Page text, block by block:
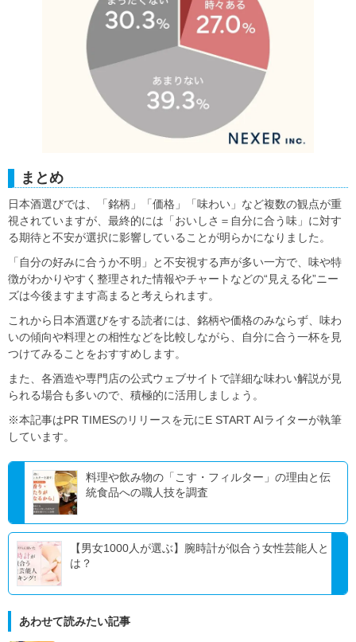
まとめ
日本酒選びでは、「銘柄」「価格」「味わい」など複数の観点が重
視されていますが、最終的には「おいしさ＝自分に合う味」に対す
る期待と不安が選択に影響していることが明らかになりました。
「自分の好みに合うか不明」と不安視する声が多い一方で、味や特
徴がわかりやすく整理された情報やチャートなどの“見える化”ニー
ズは今後ますます高まると考えられます。
これから日本酒選びをする読者には、銘柄や価格のみならず、味わ
いの傾向や料理との相性などを比較しながら、自分に合う一杯を見
つけてみることをおすすめします。
また、各酒造や専門店の公式ウェブサイトで詳細な味わい解説が見
られる場合も多いので、積極的に活用しましょう。
※本記事はPR TIMESのリリースを元にE START AIライターが執筆
しています。
料理や飲み物の「こす・フィルター」の理由と伝
統食品への職人技を調査
【男女1000人が選ぶ】腕時計が似合う女性芸能人と
は？
あわせて読みたい記事